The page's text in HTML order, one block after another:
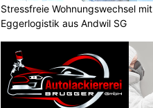
Stressfreie Wohnungswechsel mit
Eggerlogistik aus Andwil SG